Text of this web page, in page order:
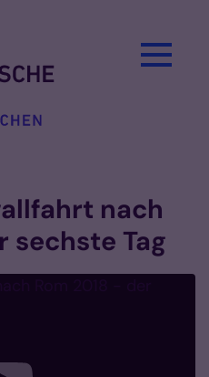
nach
sechste Tag